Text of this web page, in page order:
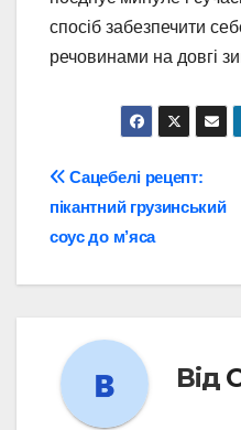
спосіб забезпечити
речовинами на довгі
Навігація
записів
Сацебелі рецепт:
пікантний грузинський
соус до м’яса
Від